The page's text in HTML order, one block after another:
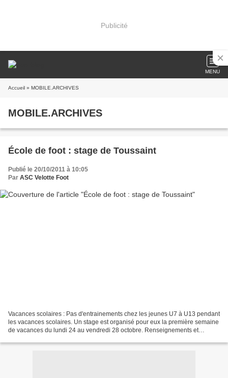
Publicité
MENU
Accueil » MOBILE.ARCHIVES
MOBILE.ARCHIVES
École de foot : stage de Toussaint
Publié le 20/10/2011 à 10:05
Par ASC Velotte Foot
Vacances scolaires : Pas d'entrainements chez les jeunes U7 à U13 pendant
les vacances scolaires. Un stage est organisé pour eux la première semaine
de vacances du lundi 24 au vendredi 28 octobre. Renseignements et